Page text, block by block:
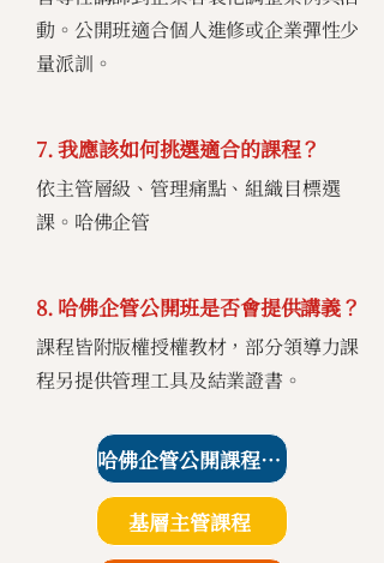
動。公開班適合個人進修或企業彈性少
量派訓。
7. 我應該如何挑選適合的課程？
依主管層級、管理痛點、組織目標選
課。哈佛企管
8. 哈佛企管公開班是否會提供講義？
課程皆附版權授權教材，部分領導力課
程另提供管理工具及結業證書。
哈佛企管公開課程課表
基層主管課程